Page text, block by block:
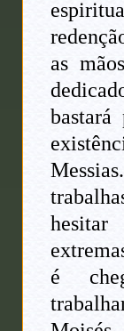
as
bastará
é